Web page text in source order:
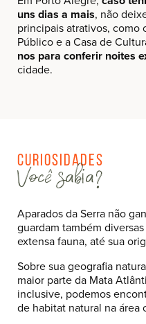
uns dias a mais, não
principais atrativos, como
Público e a Casa de
nos para conferir noites
cidade.
Curiosidades
Você sabia?
Aparados da Serra não
guardam também
extensa fauna, até sua
Sobre sua geografia
maior parte da Mata
inclusive, podemos
de habitat natural na área